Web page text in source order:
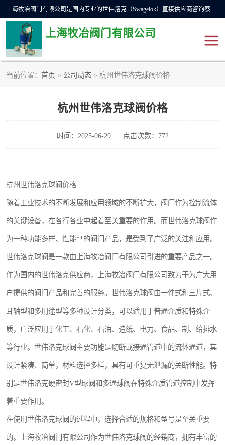
上海牧冶阀门有限公司是国内专业的世伟洛克（Swagelok）直接供应商咨询蔡工，主营世伟洛克球阀、世伟洛克针型阀、世伟洛克隔膜阀、世伟洛克旋塞阀、世伟洛克单向阀、世伟洛克接头、世伟洛克快速接头、世伟洛克卡套管、世伟洛克弯管器、世伟洛克工具等。
上海牧冶阀门有限公司
当前位置： 首页 > 公司动态 > 杭州世伟洛克球阀价格
杭州世伟洛克球阀价格
时间：2025-06-29 点击次数：772
杭州世伟洛克球阀价格
随着工业技术的不断发展和应用领域的不断扩大，阀门作为控制流体
的关键设备，在各行各业中起着至关重要的作用。而世伟洛克球阀作
为一种功能多样、性能**的阀门产品，是受到了广泛的关注和应用。
世伟洛克球阀是一款由上海牧冶阀门有限公司引进的重要产品之一。
作为国内的世伟洛克供应商，上海牧冶阀门有限公司致力于为广大用
户提供的阀门产品和完善的服务。世伟洛克球阀由一件式和三片式、
耳轴型和多用途型等多种设计分类，可以适用于普通介质和特殊介
质，广泛应用于化工、石化、石油、造纸、电力、食品、制、给排水
等行业。世伟洛克球阀主要功能是切断或接通管道中的流体通道，其
设计紧凑、简单，材料选择多样，具有可重复无泄漏的关断性能。特
别是世伟洛克硬密封V型球阀和多通球阀在特殊介质管道控制中发挥
着重要作用。
在使用世伟洛克球阀的过程中，选择合适的规格和型号是至关重要
的。上海牧冶阀门有限公司作为世伟洛克球阀的经销商，拥有丰富的
世伟洛克球阀 世伟洛克针阀
世伟洛克过滤器 世伟洛克隔膜阀
DSC疏水阀
世伟洛克卡套管 世伟洛克弯管器
世伟洛克工具 世伟洛克快速接头